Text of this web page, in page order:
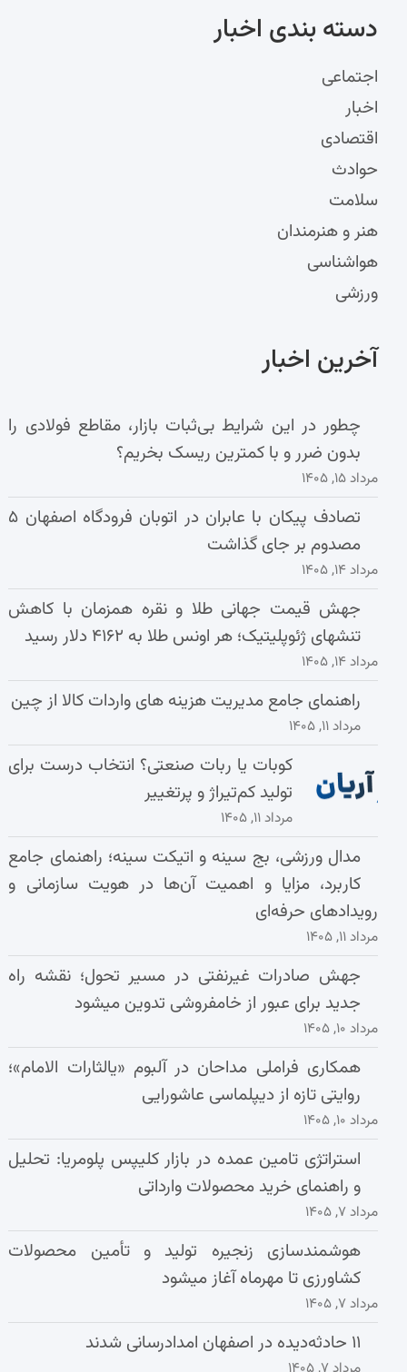
دسته‌ بندی اخبار
اجتماعی
اخبار
اقتصادی
حوادث
سلامت
هنر و هنرمندان
هواشناسی
ورزشی
آخرین اخبار
چطور در این شرایط بی‌ثبات بازار، مقاطع فولادی را
بدون ضرر و با کمترین ریسک بخریم؟
مرداد ۱۵, ۱۴۰۵
تصادف پیکان با عابران در اتوبان فرودگاه اصفهان ۵
مصدوم بر جای گذاشت
مرداد ۱۴, ۱۴۰۵
جهش قیمت جهانی طلا و نقره همزمان با کاهش
تنشهای ژئوپلیتیک؛ هر اونس طلا به ۴۱۶۲ دلار رسید
مرداد ۱۴, ۱۴۰۵
راهنمای جامع مدیریت هزینه‌ های واردات کالا از چین
مرداد ۱۱, ۱۴۰۵
کوبات یا ربات صنعتی؟ انتخاب درست برای
تولید کم‌تیراژ و پرتغییر
مرداد ۱۱, ۱۴۰۵
مدال ورزشی، بج سینه و اتیکت سینه؛ راهنمای جامع
کاربرد، مزایا و اهمیت آن‌ها در هویت سازمانی و
رویدادهای حرفه‌ای
مرداد ۱۱, ۱۴۰۵
جهش صادرات غیرنفتی در مسیر تحول؛ نقشه راه
جدید برای عبور از خامفروشی تدوین میشود
مرداد ۱۰, ۱۴۰۵
همکاری فراملی مداحان در آلبوم «یالثارات الامام»؛
روایتی تازه از دیپلماسی عاشورایی
مرداد ۱۰, ۱۴۰۵
استراتژی تامین عمده در بازار کلیپس پلومریا: تحلیل
و راهنمای خرید محصولات وارداتی
مرداد ۷, ۱۴۰۵
هوشمندسازی زنجیره تولید و تأمین محصولات
کشاورزی تا مهرماه آغاز میشود
مرداد ۷, ۱۴۰۵
۱۱ حادثه‌دیده در اصفهان امدادرسانی شدند